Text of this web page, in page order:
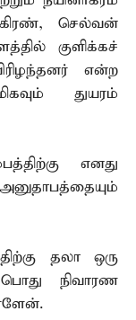
கிரண், செல்வன்
குளிக்கச்
என்ற
துயரம்
எனது
தலா ஒரு
நிவாரண